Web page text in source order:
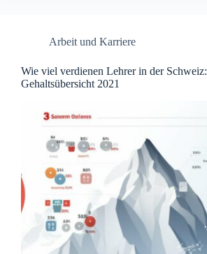
Arbeit und Karriere
Wie viel verdienen Lehrer in der Schweiz:
Gehaltsübersicht 2021